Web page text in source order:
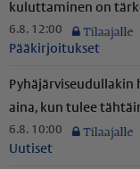
kuluttaminen on
6.8. 12:00
Pääkirjoitukset
Pyhäjär­vi­seu­dul­lakin
aina, kun tulee
6.8. 10:00
Uutiset